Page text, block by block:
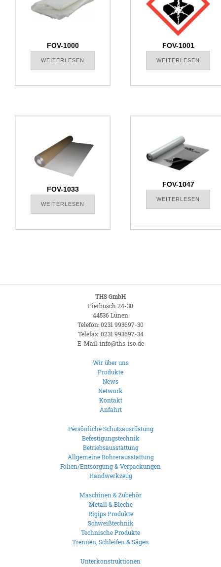
FOV-1000
WEITERLESEN
FOV-1001
WEITERLESEN
FOV-1033
WEITERLESEN
FOV-1047
WEITERLESEN
THS GmbH
Pierbusch 24-30
44536 Lünen
Telefon: 0231 993697-30
Telefax: 0231 993697-34
E-Mail: info@ths-iso.de
Wir über uns
Produkte
News
Network
Kontakt
Anfahrt
Persönliche Schutzausrüstung
Befestigungstechnik
Betriebsausstattung
Allgemeine Bohrerausstattung
Folien/Entsorgung & Verpackungen
Handwerkzeug
Maschinen & Zubehör
Metall & Bleche
Rigips Produkte
Schweißtechnik
Technische Produkte
Trennen, Schleifen & Sägen
Unterkonstruktionen